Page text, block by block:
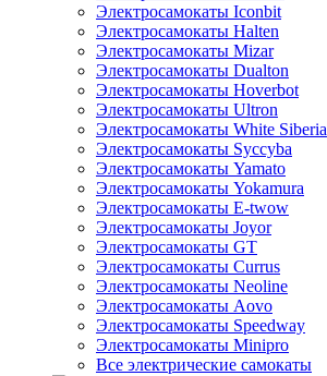
Электросамокаты Iconbit
Электросамокаты Halten
Электросамокаты Mizar
Электросамокаты Dualton
Электросамокаты Hoverbot
Электросамокаты Ultron
Электросамокаты White Siberia
Электросамокаты Syccyba
Электросамокаты Yamato
Электросамокаты Yokamura
Электросамокаты E-twow
Электросамокаты Joyor
Электросамокаты GT
Электросамокаты Currus
Электросамокаты Neoline
Электросамокаты Aovo
Электросамокаты Speedway
Электросамокаты Minipro
Все электрические самокаты